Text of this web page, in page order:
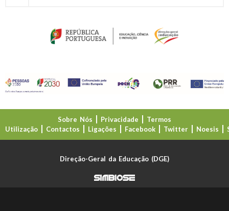
Sobre Nós Privacidade
Termos
Utilização
Contactos Ligações Facebook Twitter Noesis
Direção-Geral da Educação (DGE)